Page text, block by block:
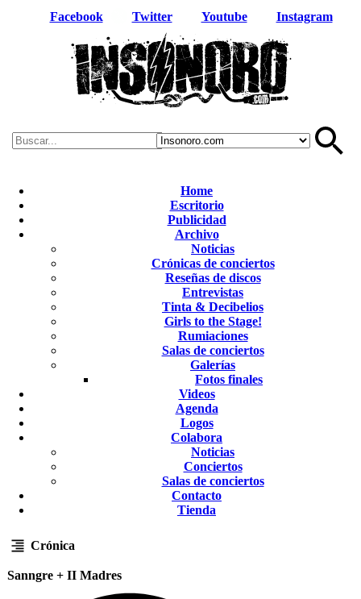
Facebook Twitter Youtube Instagram
Home
Escritorio
Publicidad
Archivo
Noticias
Crónicas de conciertos
Reseñas de discos
Entrevistas
Tinta & Decibelios
Girls to the Stage!
Rumiaciones
Salas de conciertos
Galerías
Fotos finales
Videos
Agenda
Logos
Colabora
Noticias
Conciertos
Salas de conciertos
Contacto
Tienda
Crónica
Sanngre + II Madres